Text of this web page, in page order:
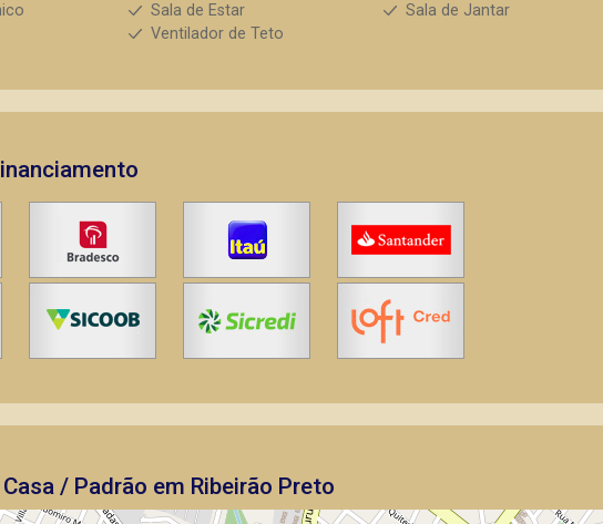
Sala de Estar
Sala de Jantar
Ventilador de Teto
/ Padrão em Ribeirão Preto